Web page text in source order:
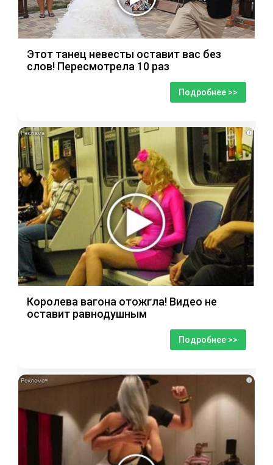
Этот танец невесты оставит вас без
слов! Пересмотрела 10 раз
Подробнее >>
i
Королева вагона отожгла! Видео не
оставит равнодушным
Подробнее >>
i